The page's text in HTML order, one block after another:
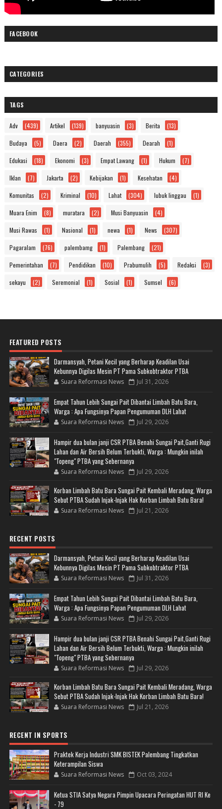
FACEBOOK
CATEGORIES
TAGS
Adv (439) Artikel (139) banyuasin (3) Berita (13)
Budaya (5) Daera (2) Daerah (355) Dearah (1)
Edukasi (18) Ekonomi (3) Empat Lawang (1) Hukum (7)
Iklan (7) Jakarta (2) Kebijakan (1) Kesehatan (4)
Komunitas (2) Kriminal (10) Lahat (304) lubuk linggau (1)
Muara Enim (8) muratara (2) Musi Banyuasin (4)
Musi Rawas (1) Nasional (1) newa (1) News (307)
Pagaralam (76) palembamg (1) Palembang (21)
Pemerintahan (7) Pendidikan (10) Prabumulih (5) Redaksi (3)
sekayu (2) Seremonial (1) Sosial (1) Sumsel (6)
FEATURED POSTS
Darmansyah, Petani Kecil yang Berharap Keadilan Usai
Kebunnya Digilas Mesin PT Pama Subkobtraktor PTBA
Suara Reformasi News Jul 31, 2026
Empat Tahun Lebih Sungai Pait Dibantai Limbah Batu Bara,
Warga : Apa Fungsinya Papan Pengumuman DLH Lahat
Suara Reformasi News Jul 29, 2026
Hampir dua bulan janji CSR PTBA Benahi Sungai Pait,Ganti Rugi
Lahan dan Air Bersih Belum Terbukti, Warga : Mungkin inilah
"Topeng" PTBA yang Sebernanya
Suara Reformasi News Jul 29, 2026
Korban Limbah Batu Bara Sungai Pait Kembali Meradang, Warga
Sebut PTBA Sudah Injak-Injak Hak Korban Limbah Batu Bara!
Suara Reformasi News Jul 21, 2026
RECENT POSTS
Darmansyah, Petani Kecil yang Berharap Keadilan Usai
Kebunnya Digilas Mesin PT Pama Subkobtraktor PTBA
Suara Reformasi News Jul 31, 2026
Empat Tahun Lebih Sungai Pait Dibantai Limbah Batu Bara,
Warga : Apa Fungsinya Papan Pengumuman DLH Lahat
Suara Reformasi News Jul 29, 2026
Hampir dua bulan janji CSR PTBA Benahi Sungai Pait,Ganti Rugi
Lahan dan Air Bersih Belum Terbukti, Warga : Mungkin inilah
"Topeng" PTBA yang Sebernanya
Suara Reformasi News Jul 29, 2026
Korban Limbah Batu Bara Sungai Pait Kembali Meradang, Warga
Sebut PTBA Sudah Injak-Injak Hak Korban Limbah Batu Bara!
Suara Reformasi News Jul 21, 2026
RECENT IN SPORTS
Praktek Kerja Industri SMK BISTEK Palembang Tingkatkan
Keterampilan Siswa
Suara Reformasi News Oct 03, 2024
Ketua STIA Satya Negara Pimpin Upacara Peringatan HUT RI Ke
- 79